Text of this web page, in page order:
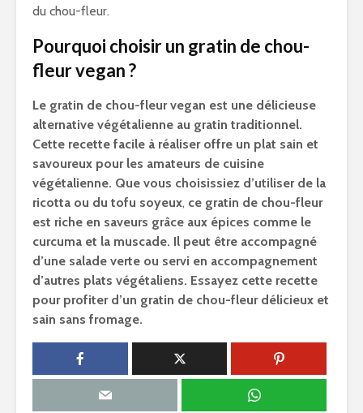
du chou-fleur.
Pourquoi choisir un gratin de chou-
fleur vegan ?
Le gratin de chou-fleur vegan est une délicieuse
alternative végétalienne au gratin traditionnel.
Cette recette facile à réaliser offre un plat sain et
savoureux pour les amateurs de cuisine
végétalienne. Que vous choisissiez d’utiliser de la
ricotta ou du tofu soyeux, ce gratin de chou-fleur
est riche en saveurs grâce aux épices comme le
curcuma et la muscade. Il peut être accompagné
d’une salade verte ou servi en accompagnement
d’autres plats végétaliens. Essayez cette recette
pour profiter d’un gratin de chou-fleur délicieux et
sain sans fromage.